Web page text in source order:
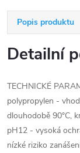
Popis produktu
Detailní
TECHNICKÉ
polypropylen -
dlouhodobě 90°C,
pH12 - vysoká
nízké riziko